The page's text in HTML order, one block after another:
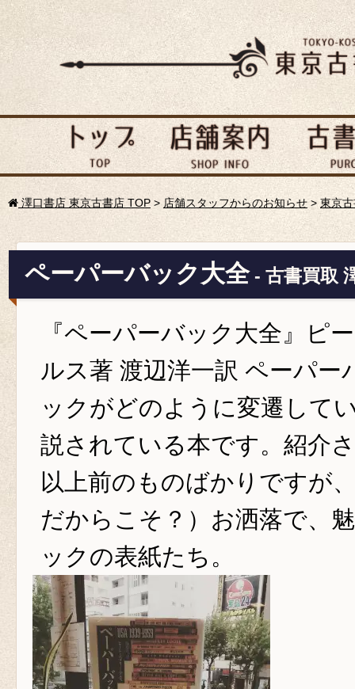
澤口書店 東京古書店 TOP > 店舗スタッフからのお知らせ> 東京
ペーパーバック大全- 古書買取
『ペーパーバック大全』ピ
ルス著 渡辺洋一訳 ペーパー
ックがどのように変遷して
説されている本です。紹介
以上前のものばかりですが
だからこそ？）お洒落で、
ックの表紙たち。